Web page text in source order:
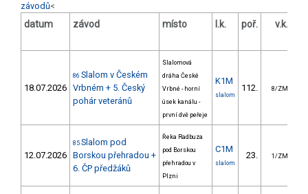
závodů<
datum závod místo l.k. poř. v.k.
18.07.2026
86 Slalom v Českém
Vrbném + 5. Český
pohár veteránů
Slalomová
dráha České
Vrbné - horní
úsek kanálu -
první dvě peřeje
K1M
slalom
112. 8/ZM
12.07.2026
85 Slalom pod
Borskou přehradou +
6. ČP předžáků
Řeka Radbuza
pod Borskou
přehradou v
Plzni
C1M
slalom
23. 1/ZM